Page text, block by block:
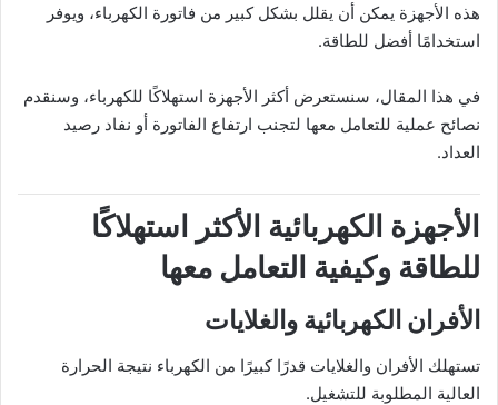
هذه الأجهزة يمكن أن يقلل بشكل كبير من فاتورة الكهرباء، ويوفر
استخدامًا أفضل للطاقة.
في هذا المقال، سنستعرض أكثر الأجهزة استهلاكًا للكهرباء، وسنقدم
نصائح عملية للتعامل معها لتجنب ارتفاع الفاتورة أو نفاد رصيد
العداد.
الأجهزة الكهربائية الأكثر استهلاكًا
للطاقة وكيفية التعامل معها
الأفران الكهربائية والغلايات
تستهلك الأفران والغلايات قدرًا كبيرًا من الكهرباء نتيجة الحرارة
العالية المطلوبة للتشغيل.